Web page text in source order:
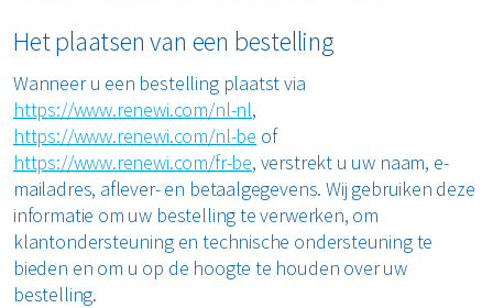
Het plaatsen van een bestelling
Wanneer u een bestelling plaatst via
https://www.renewi.com/nl-nl,
https://www.renewi.com/nl-be of
https://www.renewi.com/fr-be, verstrekt u uw naam, e-
mailadres, aflever- en betaalgegevens. Wij gebruiken deze
informatie om uw bestelling te verwerken, om
klantondersteuning en technische ondersteuning te
bieden en om u op de hoogte te houden over uw
bestelling.